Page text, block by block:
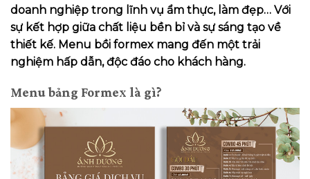
doanh nghiệp trong lĩnh vụ ẩm thực, làm đẹp… Với
sự kết hợp giữa chất liệu bền bỉ và sự sáng tạo về
thiết kế. Menu bồi formex mang đến một trải
nghiệm hấp dẫn, độc đáo cho khách hàng.
Menu bảng Formex là gì?